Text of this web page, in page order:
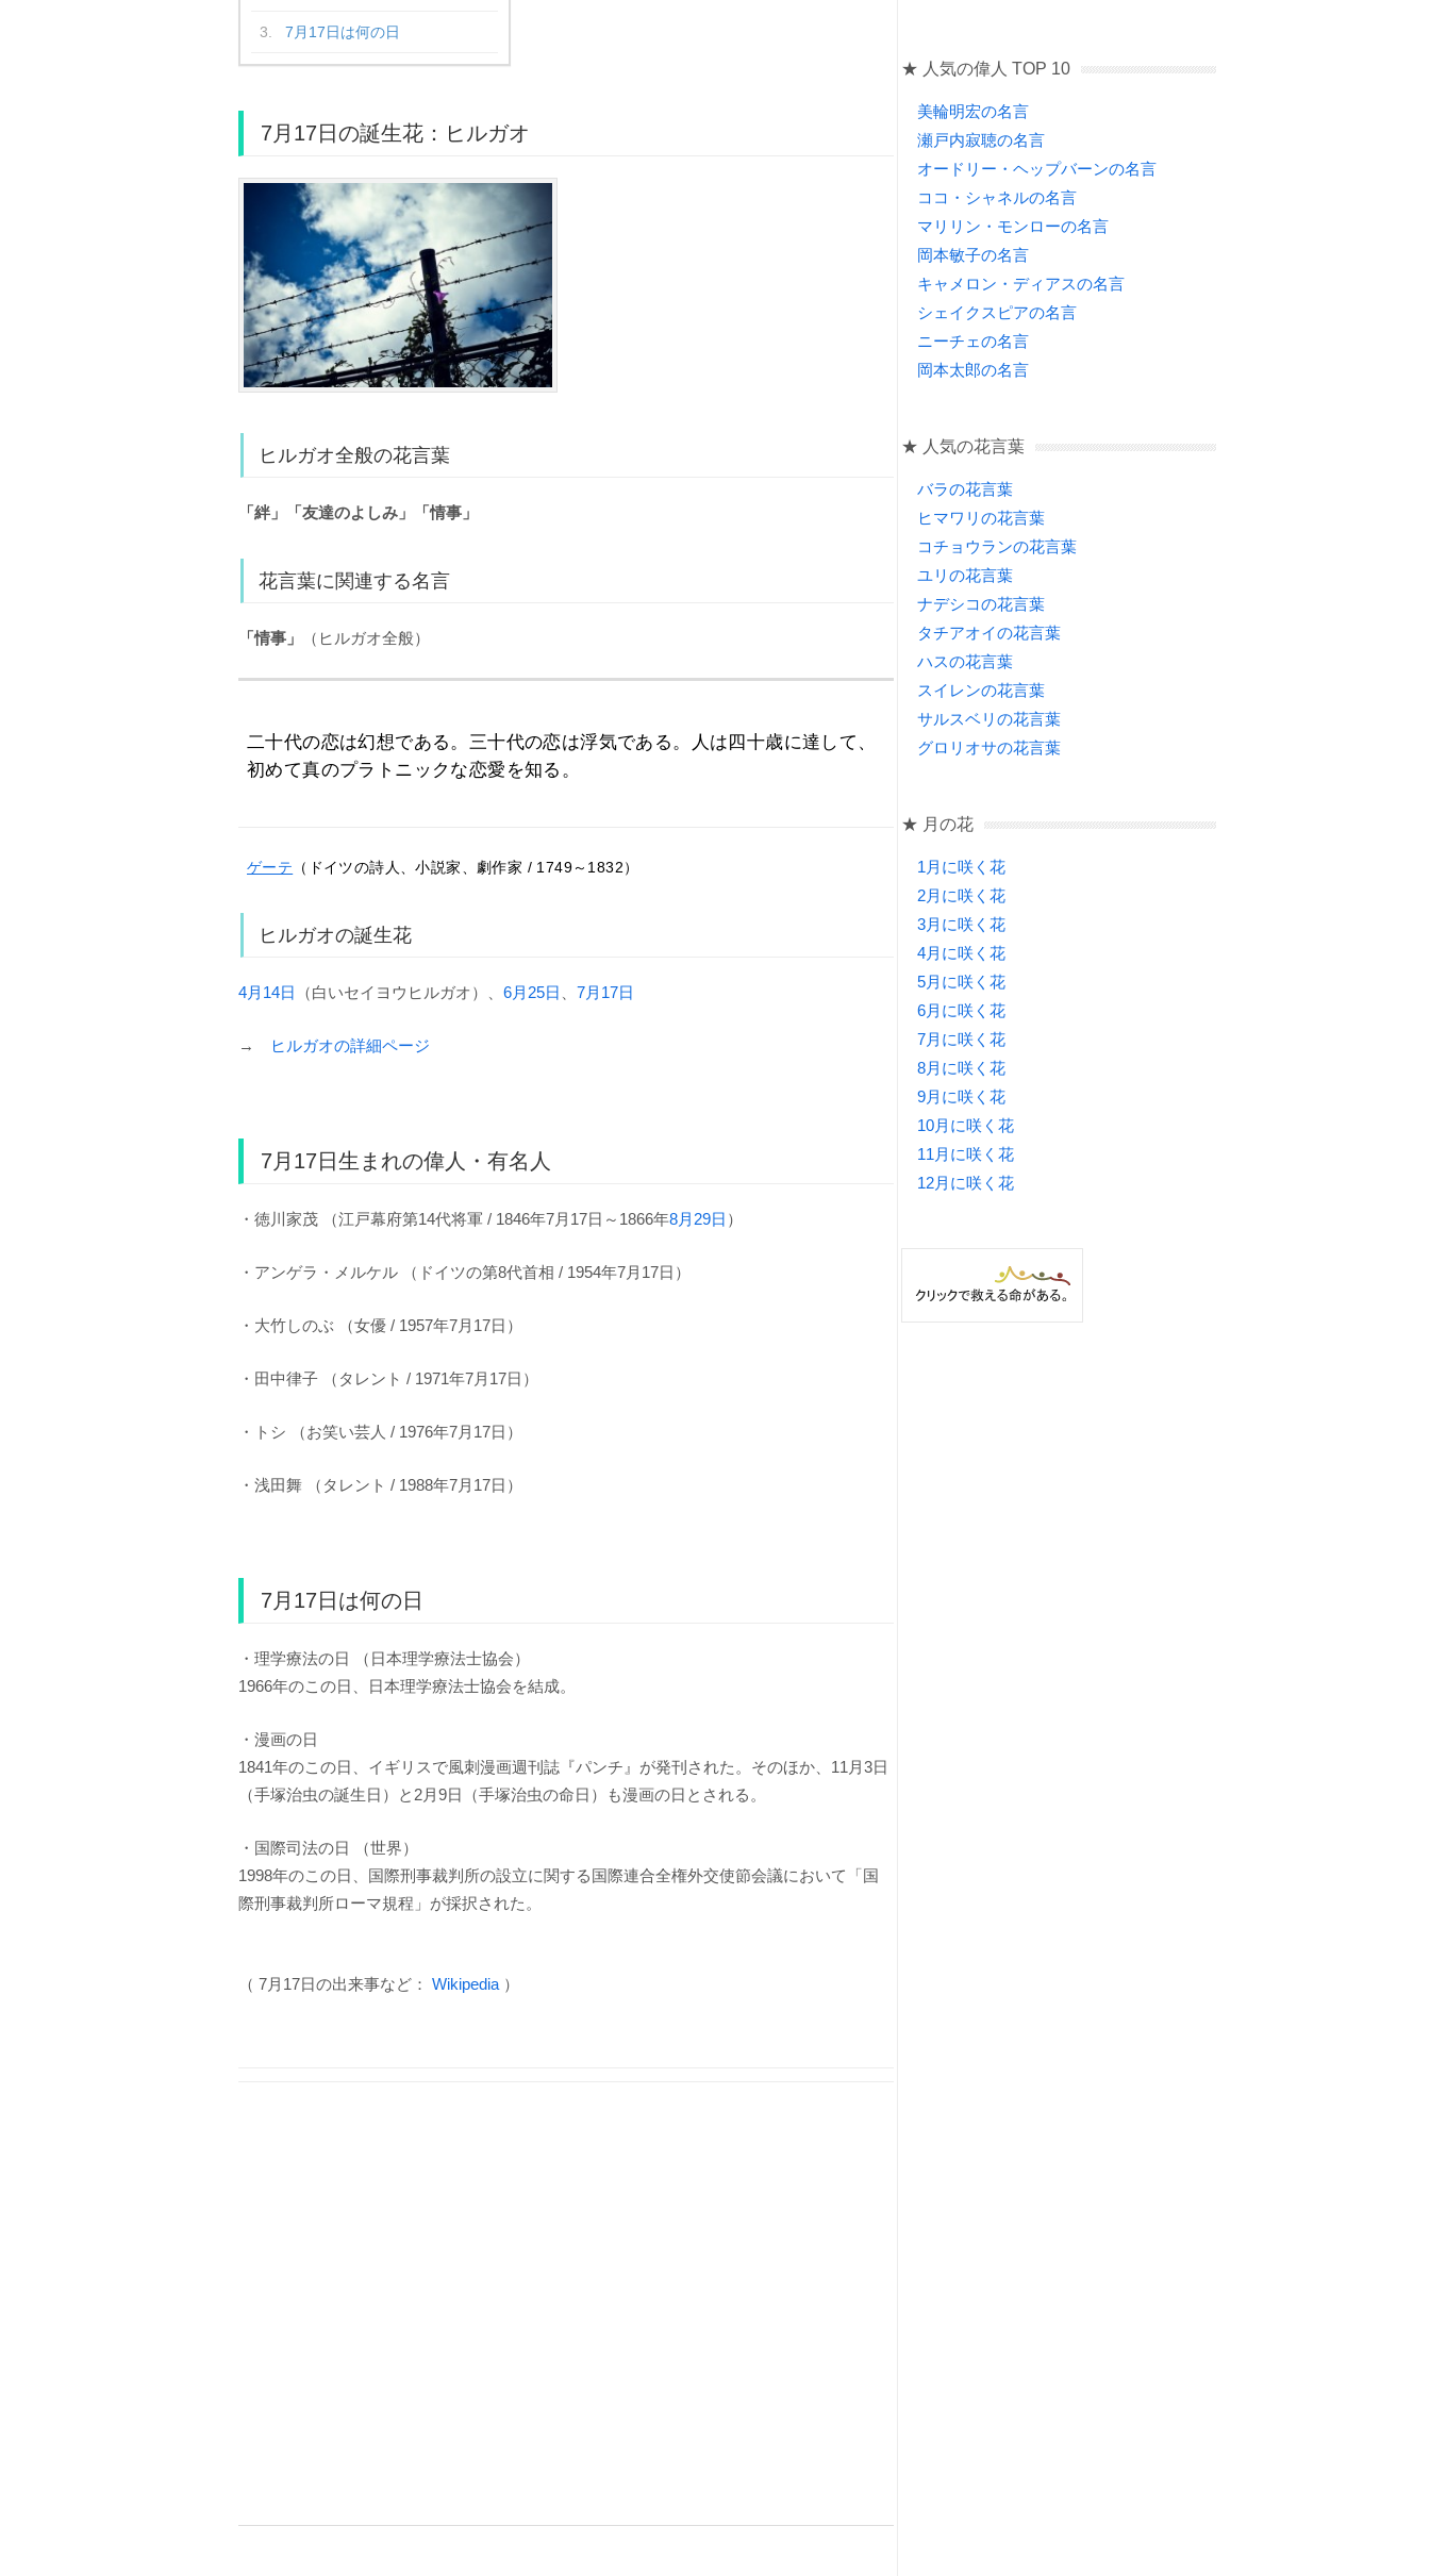
7月17日は何の日
7月17日の誕生花：ヒルガオ
ヒルガオ全般の花言葉
「絆」「友達のよしみ」「情事」
花言葉に関連する名言
「情事」 （ヒルガオ全般）
二十代の恋は幻想である。三十代の恋は浮気である。人は四十歳に達して、
初めて真のプラトニックな恋愛を知る。
ゲーテ （ドイツの詩人、小説家、劇作家 / 1749～1832）
ヒルガオの誕生花
4月14日 （白いセイヨウヒルガオ）、 6月25日 7月17日
→ ヒルガオの詳細ページ
7月17日生まれの偉人・有名人
・徳川家茂 （江戸幕府第14代将軍 / 1846年7月17日～1866年8月29日 ）
・アンゲラ・メルケル （ドイツの第8代首相 / 1954年7月17日）
・大竹しのぶ （女優 / 1957年7月17日）
・田中律子 （タレント / 1971年7月17日）
・トシ （お笑い芸人 / 1976年7月17日）
・浅田舞 （タレント / 1988年7月17日）
7月17日は何の日
・理学療法の日 （日本理学療法士協会）
1966年のこの日、日本理学療法士協会を結成。
・漫画の日
1841年のこの日、イギリスで風刺漫画週刊誌『パンチ』が発刊された。そのほか、11月3日
（手塚治虫の誕生日）と2月9日（手塚治虫の命日）も漫画の日とされる。
・国際司法の日 （世界）
1998年のこの日、国際刑事裁判所の設立に関する国際連合全権外交使節会議において「国
際刑事裁判所ローマ規程」が採択された。
（ 7月17日の出来事など： Wikipedia ）
★ 人気の偉人 TOP 10
美輪明宏の名言
瀬戸内寂聴の名言
オードリー・ヘップバーンの名言
ココ・シャネルの名言
マリリン・モンローの名言
岡本敏子の名言
キャメロン・ディアスの名言
シェイクスピアの名言
ニーチェの名言
岡本太郎の名言
★ 人気の花言葉
バラの花言葉
ヒマワリの花言葉
コチョウランの花言葉
ユリの花言葉
ナデシコの花言葉
タチアオイの花言葉
ハスの花言葉
スイレンの花言葉
サルスベリの花言葉
グロリオサの花言葉
★ 月の花
1月に咲く花
2月に咲く花
3月に咲く花
4月に咲く花
5月に咲く花
6月に咲く花
7月に咲く花
8月に咲く花
9月に咲く花
10月に咲く花
11月に咲く花
12月に咲く花